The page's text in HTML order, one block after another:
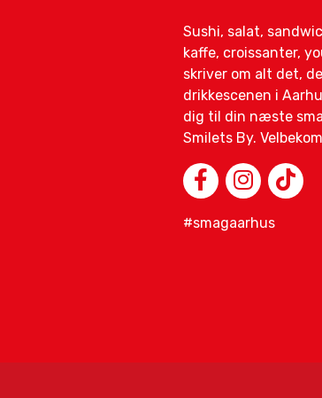
Sushi, salat,
kaffe, croissanter,
skriver om alt det,
drikkescenen i
dig til din næste
Smilets By.
#smagaarhus